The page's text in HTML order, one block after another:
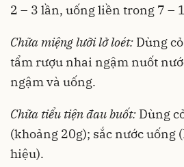
2 – 3 lần, uống liền trong 7 –
Chữa miệng lưỡi lở loét: Dùng
tẩm rượu nhai ngậm nuốt
ngậm và uống.
Chữa tiểu tiện đau buốt: Dùng
(khoảng 20g); sắc nước uống
hiệu).